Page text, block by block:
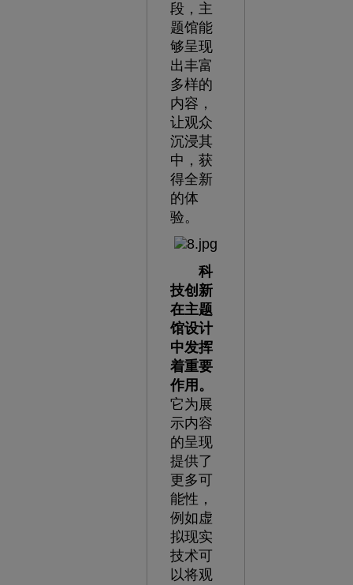
段，主
题馆能
够呈现
出丰富
多样的
内容，
让观众
沉浸其
中，获
得全新
的体
验。
科
技创新
在主题
馆设计
中发挥
着重要
作用。
它为展
示内容
的呈现
提供了
更多可
能性，
例如虚
拟现实
技术可
以将观